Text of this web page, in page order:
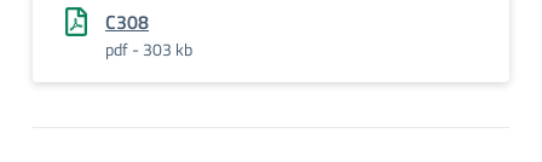
C308
pdf - 303 kb